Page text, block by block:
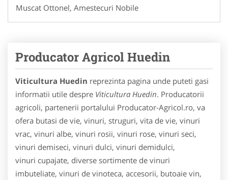
Muscat Ottonel, Amestecuri Nobile
Producator Agricol Huedin
Viticultura Huedin reprezinta pagina unde puteti gasi
informatii utile despre Viticultura Huedin. Producatorii
agricoli, partenerii portalului Producator-Agricol.ro, va
ofera butasi de vie, vinuri, struguri, vita de vie, vinuri
vrac, vinuri albe, vinuri rosii, vinuri rose, vinuri seci,
vinuri demiseci, vinuri dulci, vinuri demidulci,
vinuri cupajate, diverse sortimente de vinuri
imbuteliate, vinuri de vinoteca, accesorii, butoaie vin,